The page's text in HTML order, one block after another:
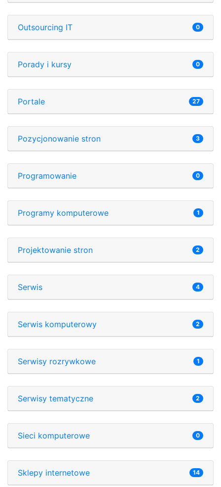
Outsourcing IT 0
Porady i kursy 0
Portale 27
Pozycjonowanie stron 3
Programowanie 0
Programy komputerowe 1
Projektowanie stron 2
Serwis 4
Serwis komputerowy 2
Serwisy rozrywkowe 1
Serwisy tematyczne 2
Sieci komputerowe 0
Sklepy internetowe 14